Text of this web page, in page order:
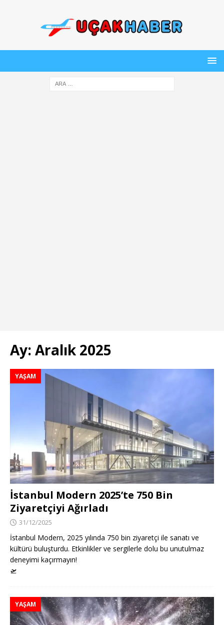
Ay: Aralık 2025
YAŞAM
İstanbul Modern 2025’te 750 Bin
Ziyaretçiyi Ağırladı
31/12/2025
İstanbul Modern, 2025 yılında 750 bin ziyaretçi ile sanatı ve
kültürü buluşturdu. Etkinlikler ve sergilerle dolu bu unutulmaz
deneyimi kaçırmayın!
🛫
YAŞAM